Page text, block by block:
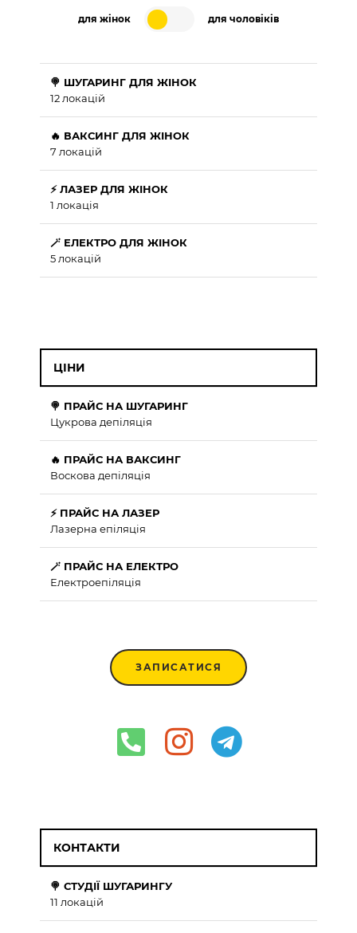
для жінок для чоловіків
🍭 ШУГАРИНГ ДЛЯ ЖІНОК
12 локацій
🔥 ВАКСИНГ ДЛЯ ЖІНОК
7 локацій
⚡ ЛАЗЕР ДЛЯ ЖІНОК
1 локація
🪄 ЕЛЕКТРО ДЛЯ ЖІНОК
5 локацій
ЦІНИ
🍭 ПРАЙС НА ШУГАРИНГ
Цукрова депіляція
🔥 ПРАЙС НА ВАКСИНГ
Воскова депіляція
⚡ ПРАЙС НА ЛАЗЕР
Лазерна епіляція
🪄 ПРАЙС НА ЕЛЕКТРО
Електроепіляція
ЗАПИСАТИСЯ
КОНТАКТИ
🍭 СТУДІЇ ШУГАРИНГУ
11 локацій